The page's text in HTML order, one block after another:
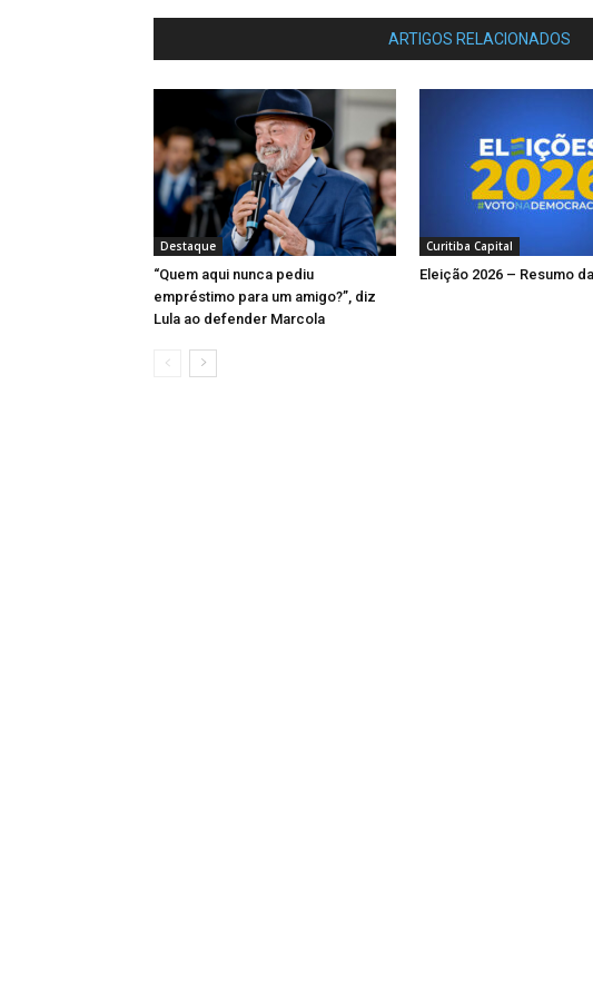
ARTIGOS RELACIONADOS
Destaque
“Quem aqui nunca pediu
empréstimo para um amigo?”, diz
Lula ao defender Marcola
Curitiba Capital
Eleição 2026 – Resumo